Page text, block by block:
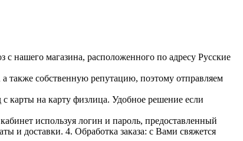
магазина, расположенного по адресу Русские
также собственную репутацию, поэтому отправляем
карты на карту физлица. Удобное решение если
используя логин и пароль, предоставленный
и доставки. 4. Обработка заказа: с Вами свяжется